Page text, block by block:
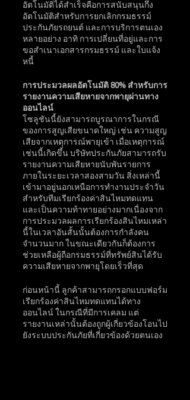
อัตโนมัติได้สำเร็จคือการสนับสนุนกึ่ง
อัตโนมัติสำหรับการยกเลิกกรมธรรม์
ประกันภัยรถยนต์ และการบริการตนเอง
หลายอย่าง อาทิ การเปลี่ยนที่อยู่และการ
ขอสำเนาเอกสารกรมธรรม์ และใบแจ้ง
หนี้
การประมวลผลอัตโนมัติ 80% สำหรับการ
รายงานความเสียหายจากพายุผ่านทาง
ออนไลน์
โซลูชันนี้ยังสามารถบูรณาการในกรณี
ของการสูญเสียขนาดใหญ่ เช่น ความสูญ
เสียจากเหตุการณ์พายุเข้า เมื่อเหตุการณ์
เช่นนี้เกิดขึ้น บริษัทประกันภัยสามารถรับ
รายงานความเสียหายนับพันรายการ
ภายในระยะเวลาสองสามวัน สิ่งเหล่านี้
เข้ามาอยู่นอกเหนือการทำงานประจำวัน
สำหรับทีมเรียกร้องค่าสินไหมทดแทน
และเป็นความท้าทายอย่างมากเนื่องจาก
การประมวลผลการเรียกร้องสินไหมเหล่า
นี้ในเวลาอันสั้นนั้นต้องการกำลังคน
จำนวนมาก ในขณะเดียวกันก็ต้องการ
ช่วยเหลือผู้ถือกรมธรรม์ที่ทรัพย์สินได้รับ
ความเสียหายจากพายุโดยเร็วที่สุด
ก่อนหน้านี้ ลูกค้าสามารถกรอกแบบฟอร์ม
เรียกร้องค่าสินไหมทดแทนได้ทาง
ออนไลน์ ในกรณีที่มีการเคลม แต่
รายงานเหล่านั้นต้องถูกผู้เกี่ยวข้องโอนไป
ยังระบบประกันภัยที่เกี่ยวข้องด้วยตนเอง